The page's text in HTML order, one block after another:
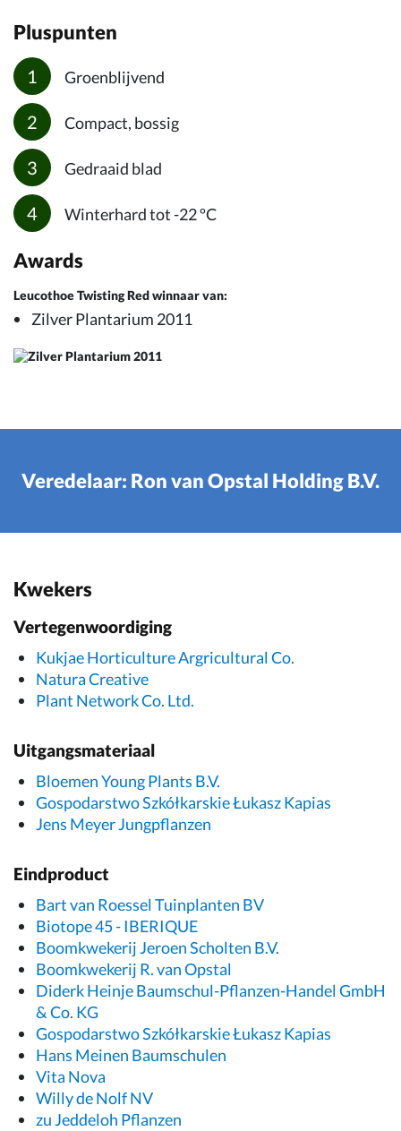
Pluspunten
Groenblijvend
Compact, bossig
Gedraaid blad
Winterhard tot -22 ºC
Awards
Leucothoe Twisting Red winnaar van:
Zilver Plantarium 2011
Veredelaar: Ron van Opstal Holding B.V.
Kwekers
Vertegenwoordiging
Kukjae Horticulture Argricultural Co.
Natura Creative
Plant Network Co. Ltd.
Uitgangsmateriaal
Bloemen Young Plants B.V.
Gospodarstwo Szkółkarskie Łukasz Kapias
Jens Meyer Jungpflanzen
Eindproduct
Bart van Roessel Tuinplanten BV
Biotope 45 - IBERIQUE
Boomkwekerij Jeroen Scholten B.V.
Boomkwekerij R. van Opstal
Diderk Heinje Baumschul-Pflanzen-Handel GmbH
& Co. KG
Gospodarstwo Szkółkarskie Łukasz Kapias
Hans Meinen Baumschulen
Vita Nova
Willy de Nolf NV
zu Jeddeloh Pflanzen